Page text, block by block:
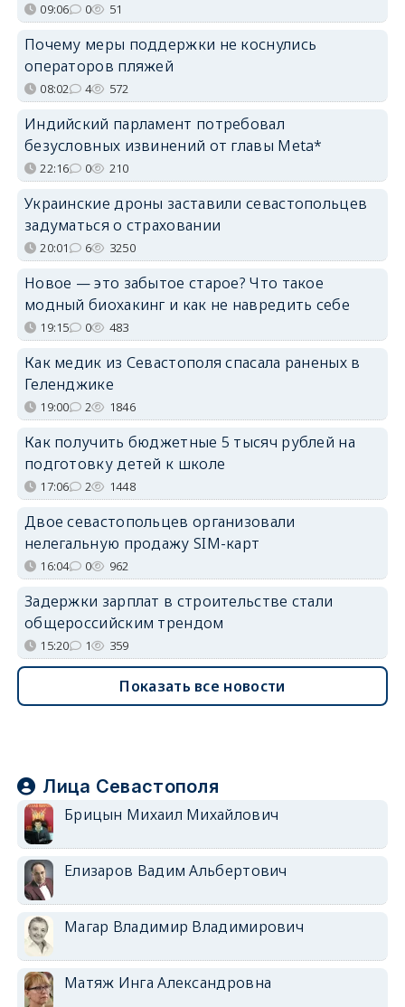
09:06 0 51
Почему меры поддержки не коснулись
операторов пляжей
08:02 4 572
Индийский парламент потребовал
безусловных извинений от главы Meta*
22:16 0 210
Украинские дроны заставили севастопольцев
задуматься о страховании
20:01 6 3250
Новое — это забытое старое? Что такое
модный биохакинг и как не навредить себе
19:15 0 483
Как медик из Севастополя спасала раненых в
Геленджике
19:00 2 1846
Как получить бюджетные 5 тысяч рублей на
подготовку детей к школе
17:06 2 1448
Двое севастопольцев организовали
нелегальную продажу SIM-карт
16:04 0 962
Задержки зарплат в строительстве стали
общероссийским трендом
15:20 1 359
Показать все новости
Лица Севастополя
Брицын Михаил Михайлович
Елизаров Вадим Альбертович
Магар Владимир Владимирович
Матяж Инга Александровна